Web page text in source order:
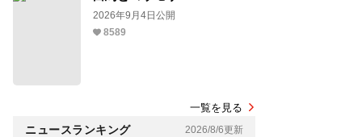
2026年9月4日公開
8589
一覧を見る
ニュースランキング 2026/8/6更新